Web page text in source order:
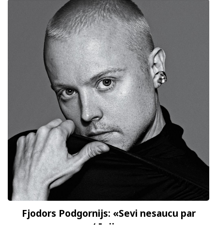
Fjodors Podgornijs: «Sevi nesaucu par